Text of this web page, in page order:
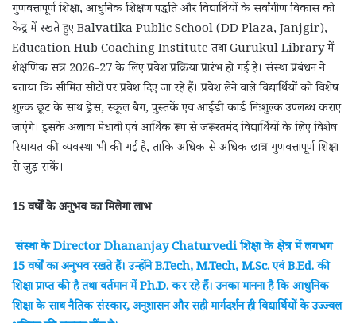
गुणवत्तापूर्ण शिक्षा, आधुनिक शिक्षण पद्धति और विद्यार्थियों के सर्वांगीण विकास को
केंद्र में रखते हुए Balvatika Public School (DD Plaza, Janjgir),
Education Hub Coaching Institute तथा Gurukul Library में
शैक्षणिक सत्र 2026-27 के लिए प्रवेश प्रक्रिया प्रारंभ हो गई है। संस्था प्रबंधन ने
बताया कि सीमित सीटों पर प्रवेश दिए जा रहे हैं। प्रवेश लेने वाले विद्यार्थियों को विशेष
शुल्क छूट के साथ ड्रेस, स्कूल बैग, पुस्तकें एवं आईडी कार्ड निःशुल्क उपलब्ध कराए
जाएंगे। इसके अलावा मेधावी एवं आर्थिक रूप से जरूरतमंद विद्यार्थियों के लिए विशेष
रियायत की व्यवस्था भी की गई है, ताकि अधिक से अधिक छात्र गुणवत्तापूर्ण शिक्षा
से जुड़ सकें।
15 वर्षों के अनुभव का मिलेगा लाभ
संस्था के Director Dhananjay Chaturvedi शिक्षा के क्षेत्र में लगभग
15 वर्षों का अनुभव रखते हैं। उन्होंने B.Tech, M.Tech, M.Sc. एवं B.Ed. की
शिक्षा प्राप्त की है तथा वर्तमान में Ph.D. कर रहे हैं। उनका मानना है कि आधुनिक
शिक्षा के साथ नैतिक संस्कार, अनुशासन और सही मार्गदर्शन ही विद्यार्थियों के उज्ज्वल